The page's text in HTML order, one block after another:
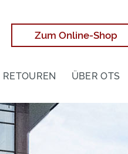
Zum Online-Shop
RETOUREN ÜBER OTS